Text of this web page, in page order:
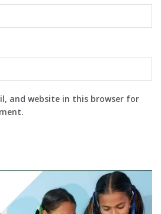
and website in this browser for